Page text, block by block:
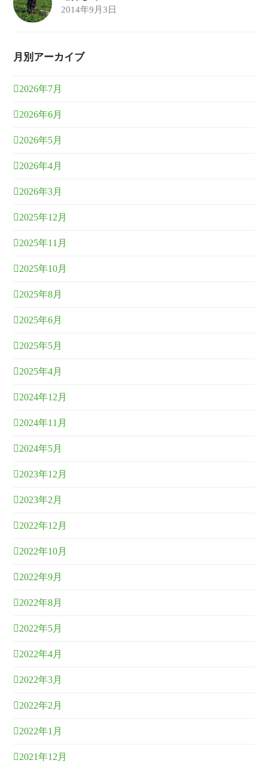
2014年9月3日
月別アーカイブ
2026年7月
2026年6月
2026年5月
2026年4月
2026年3月
2025年12月
2025年11月
2025年10月
2025年8月
2025年6月
2025年5月
2025年4月
2024年12月
2024年11月
2024年5月
2023年12月
2023年2月
2022年12月
2022年10月
2022年9月
2022年8月
2022年5月
2022年4月
2022年3月
2022年2月
2022年1月
2021年12月